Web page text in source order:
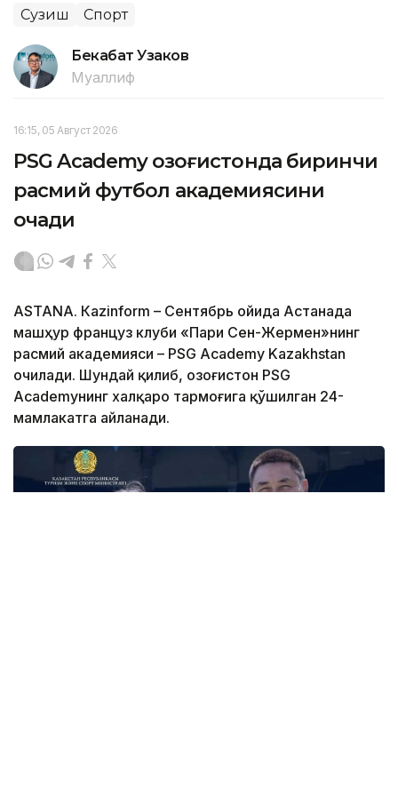
Сузиш Спорт
Бекабат Узаков
Муаллиф
16:15, 05 Август 2026
PSG Academy Қозоғистонда биринчи
расмий футбол академиясини
очади
ASTANА. Кazinform – Сентябрь ойида Астанада
машҳур француз клуби «Пари Сен-Жермен»нинг
расмий академияси – PSG Academy Kazakhstan
очилади. Шундай қилиб, Қозоғистон PSG
Academyнинг халқаро тармоғига қўшилган 24-
мамлакатга айланади.